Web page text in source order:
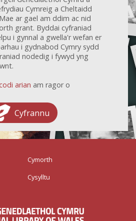
Cymreig a Cheltaidd
ar gael am ddim ac nid
grant. Byddai cyfraniad
i gynnal a gwella'r wefan er
i gydnabod Cymry sydd
nodedig i fywyd yng
arian am ragor o
Cyfrannu
Cymorth
Cysylltu